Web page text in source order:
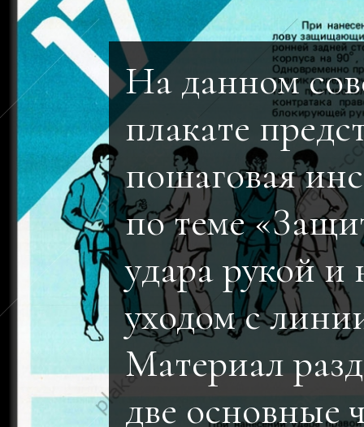
На данном
плакате
пошаговая
по теме
удара рукой и
уходом с
Материал
две основные